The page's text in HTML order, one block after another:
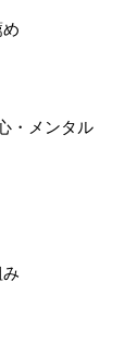
・メンタル